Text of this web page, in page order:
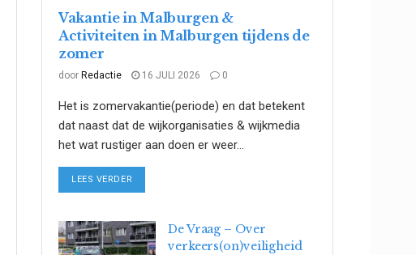
Vakantie in Malburgen &
Activiteiten in Malburgen tijdens de
zomer
door Redactie 16 JULI 2026 0
Het is zomervakantie(periode) en dat betekent
dat naast dat de wijkorganisaties & wijkmedia
het wat rustiger aan doen er weer...
LEES VERDER
De Vraag – Over
verkeers(on)veiligheid